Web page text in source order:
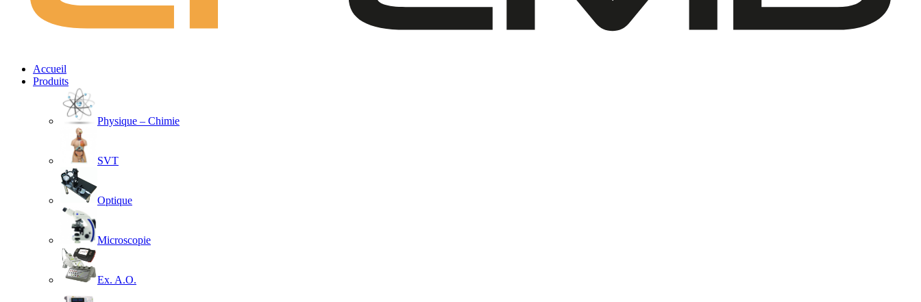
Accueil
Produits
Physique – Chimie
SVT
Optique
Microscopie
Ex. A.O.